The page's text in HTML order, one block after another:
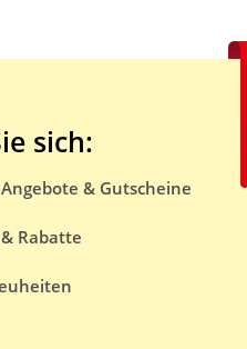
sich:
& Gutscheine
Rabatte